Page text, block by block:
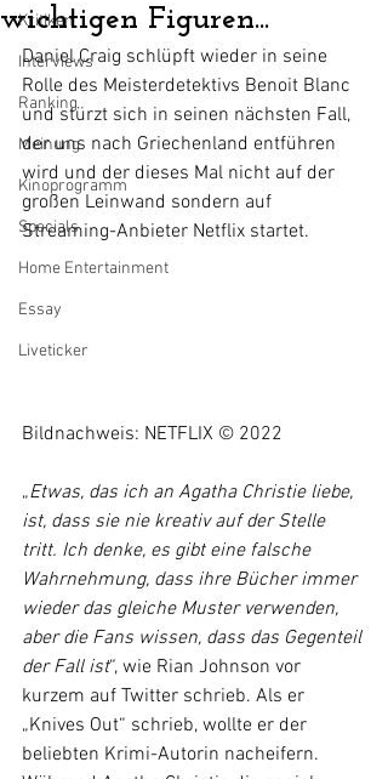
Kritiken
Interviews
Ranking
Meinung
Kinoprogramm
Specials
Home Entertainment
Essay
Liveticker
wichtigen Figuren...
Daniel Craig schlüpft wieder in seine
Rolle des Meisterdetektivs Benoit Blanc
und stürzt sich in seinen nächsten Fall,
der uns nach Griechenland entführen
wird und der dieses Mal nicht auf der
großen Leinwand sondern auf
Streaming-Anbieter Netflix startet.
Bildnachweis: NETFLIX © 2022
„Etwas, das ich an Agatha Christie liebe,
ist, dass sie nie kreativ auf der Stelle
tritt. Ich denke, es gibt eine falsche
Wahrnehmung, dass ihre Bücher immer
wieder das gleiche Muster verwenden,
aber die Fans wissen, dass das Gegenteil
der Fall ist“, wie Rian Johnson vor
kurzem auf Twitter schrieb. Als er
„Knives Out“ schrieb, wollte er der
beliebten Krimi-Autorin nacheifern.